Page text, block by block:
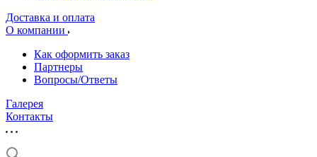
Доставка и оплата
О компании
Как оформить заказ
Партнеры
Вопросы/Ответы
Галерея
Контакты